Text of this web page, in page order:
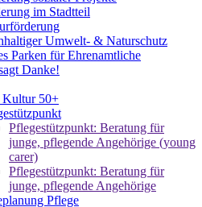
im Stadtteil
Umwelt- & Naturschutz
Parken für Ehrenamtliche
Danke!
Kultur 50+
Pflegestützpunkt: Beratung für
junge, pflegende Angehörige (young
carer)
Pflegestützpunkt: Beratung für
junge, pflegende Angehörige
Pflege